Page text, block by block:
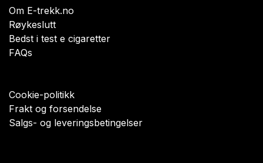
Om E-trekk.no
Røykeslutt
Bedst i test e cigaretter
FAQs
Cookie-politikk
Frakt og forsendelse
Salgs- og leveringsbetingelser